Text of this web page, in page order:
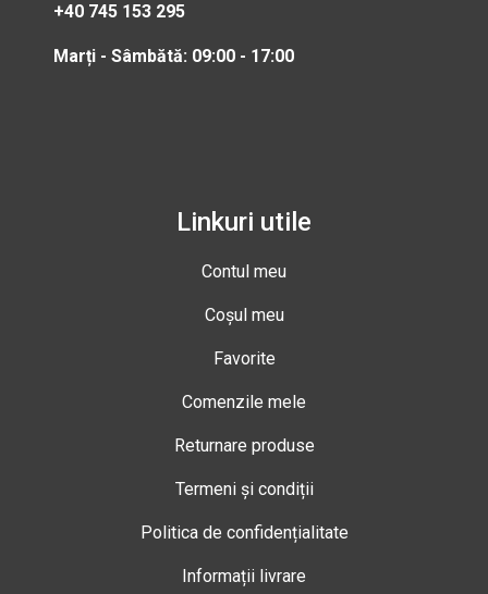
+40 745 153 295
Marți - Sâmbătă: 09:00 - 17:00
Linkuri utile
Contul meu
Coșul meu
Favorite
Comenzile mele
Returnare produse
Termeni și condiții
Politica de confidențialitate
Informații livrare